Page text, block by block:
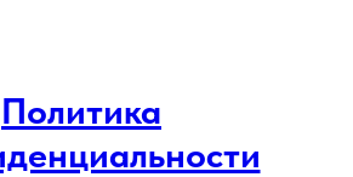
Политика